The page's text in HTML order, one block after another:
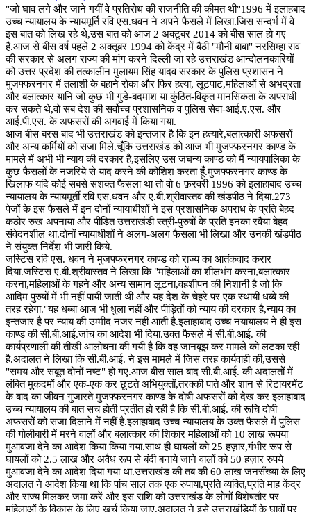
"जो घाव लगे और जाने गयीं वे प्रतिरोध की राजनीति की कीमत थी"1996 में इलाहबाद
उच्च न्यायालय के न्यायमूर्ति रवि एस.धवन ने अपने फैसले में लिखा.जिस सन्दर्भ में वे
इस बात को लिख रहे थे,उस बात को आज 2 अक्टूबर 2014 को बीस साल हो गए
हैं.आज से बीस वर्ष पहले 2 अक्तूबर 1994 को केंद्र में बैठी "मौनी बाबा" नरसिम्हा राव
की सरकार से अलग राज्य की मांग करने दिल्ली जा रहे उत्तराखंड आन्दोलनकारियों
को उत्तर प्रदेश की तत्कालीन मुलायम सिंह यादव सरकार के पुलिस प्रशासन ने
मुजफ्फरनगर में तलाशी के बहाने रोका और फिर हत्या, लूटपाट,महिलाओं से अभद्रता
और बलात्कार यानि जो कुछ भी गुंडे-बदमाश या कुंठित-विकृत मानसिकता के अपराधी
कर सकते थे,वो सब देश की सर्वोच्च प्रशासनिक व पुलिस सेवा-आई.ए.एस. और
आई.पी.एस. के अफसरों की अगवाई में किया गया.
आज बीस बरस बाद भी उत्तराखंड को इन्तजार है कि इन हत्यारे,बलात्कारी अफसरों
और अन्य कर्मियों को सजा मिले.चूँकि उत्तराखंड को आज भी मुजफ्फरनगर काण्ड के
मामले में अभी भी न्याय की दरकार है,इसलिए उस जघन्य काण्ड को मैं न्यायपालिका के
कुछ फैसलों के नजरिये से याद करने की कोशिश करता हूँ.मुजफ्फरनगर काण्ड के
खिलाफ यदि कोई सबसे सशक्त फैसला था तो वो 6 फ़रवरी 1996 को इलाहाबाद उच्च
न्यायालय के न्यायमूर्ती रवि एस.धवन और ए.बी.श्रीवास्तव की खंडपीठ ने दिया.273
पेजों के इस फैसले में इन दोनों न्यायाधीशों ने इस प्रशासनिक अपराध के प्रति बेहद
कठोर रुख अपनाया और पीड़ित उत्तराखंडी स्त्री-पुरुषों के प्रति इनका रवैया बेहद
संवेदनशील था.दोनों न्यायाधीशों ने अलग-अलग फैसला भी लिखा और उनकी खंडपीठ
ने संयुक्त निर्देश भी जारी किये.
जस्टिस रवि एस. धवन ने मुजफ्फरनगर काण्ड को राज्य का आतंकवाद करार
दिया.जस्टिस ए.बी.श्रीवास्तव ने लिखा कि "महिलाओं का शीलभंग करना,बलात्कार
करना,महिलाओं के गहने और अन्य सामान लूटना,वहशीपन की निशानी है जो कि
आदिम पुरुषों में भी नहीं पायी जाती थी और यह देश के चेहरे पर एक स्थायी धब्बे की
तरह रहेगा."यह धब्बा आज भी धुला नहीं और पीड़ितों को न्याय की दरकार है,न्याय का
इन्तजार है पर न्याय की उम्मीद नजर नहीं आती है.इलाहाबाद उच्च नयायालय ने ही इस
काण्ड की सी.बी.आई.जांच का आदेश भी दिया.उक्त फैसले में सी.बी.आई. की
कार्यप्रणाली की तीखी आलोचना की गयी है कि वह जानबूझ कर मामले को लटका रही
है.अदालत ने लिखा कि सी.बी.आई. ने इस मामले में जिस तरह कार्यवाही की,उससे
"समय और सबूत दोनों नष्ट" हो गए.आज बीस साल बाद सी.बी.आई. की अदालतों में
लंबित मुकदमों और एक-एक कर छूटते अभियुक्तों,तरक्की पाते और शान से रिटायरमेंट
के बाद का जीवन गुजारते मुजफ्फरनगर काण्ड के दोषी अफसरों को देख कर इलाहाबाद
उच्च न्यायालय की बात सच होती प्रतीत हो रही है कि सी.बी.आई. की रूचि दोषी
अफसरों को सजा दिलाने में नहीं है.इलाहाबाद उच्च न्यायालय के उक्त फैसले में पुलिस
की गोलीबारी में मरने वालों और बलात्कार की शिकार महिलाओं को 10 लाख रूपया
मुआवजा देने का आदेश किया किया गया.साथ ही घायलों को 25 हज़ार,गंभीर रूप से
घायलों को 2.5 लाख और अवैध रूप से बंदी बनाये जाने वालों को 50 हज़ार रुपये
मुआवजा देने का आदेश दिया गया था.उत्तराखंड की तब की 60 लाख जनसँख्या के लिए
अदालत ने आदेश किया था कि पांच साल तक एक रुपाया,प्रति व्यक्ति,प्रति माह केंद्र
और राज्य मिलकर जमा करें और इस राशि को उत्तराखंड के लोगों विशेषतौर पर
महिलाओं के विकास के लिए खर्च किया जाए.अदालत ने इसे उत्तराखंडियों के घावों पर